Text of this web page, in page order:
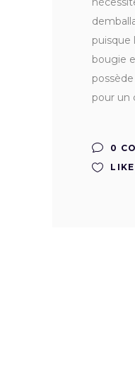
puisque
bougie
pour un
0
LIKE